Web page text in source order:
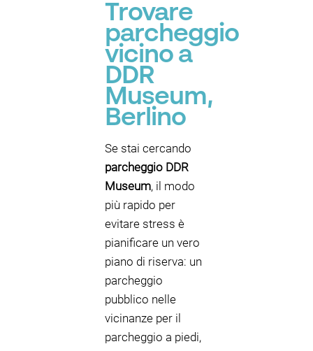
Trovare
parcheggio
vicino a
DDR
Museum,
Berlino
Se stai cercando
parcheggio DDR
Museum, il modo
più rapido per
evitare stress è
pianificare un vero
piano di riserva: un
parcheggio
pubblico nelle
vicinanze per il
parcheggio a piedi,